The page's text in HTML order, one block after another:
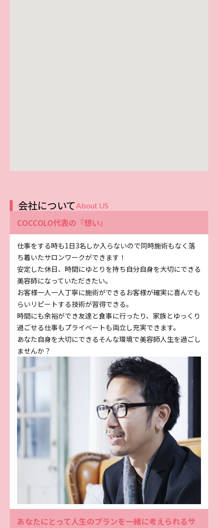
会社についてAbout US
COCCOLO代表の『想い』
仕事をする時も1日3名しか入らないので同時施術もなく落
ち着いたサロンワークができます！
安定した休日、時間にゆとりを持ち自分自身を大切にできる
美容師になっていただきたい。
お客様一人一人丁寧に施術ができるお客様が確実に喜んでも
らいリピートする技術が習得できる。
時間にも余裕ができ友達と食事に行ったり、家族とゆっくり
過ごせる仕事もプライベートも両立し充実できます。
あなた自身を大切にできるそんな環境で美容師人生を過ごし
ませんか？
あなたにとって人生のプランを一緒に考えられるサ